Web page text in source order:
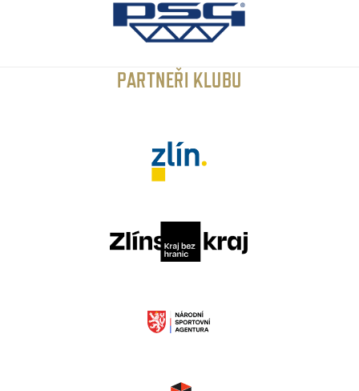
PARTNEŘI KLUBU